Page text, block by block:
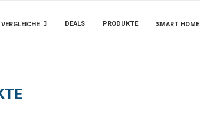
VERGLEICHE DEALS PRODUKTE SMART HOME